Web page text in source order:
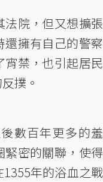
院，但又想擴張
還擁有自己的警察
禁，也引起居民
撲。
數百年更多的羞
緊密的關聯，使得
年的浴血之戰